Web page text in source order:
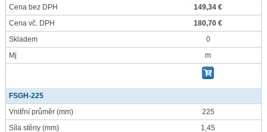
Cena bez DPH
149,34 €
Cena vč. DPH
180,70 €
Skladem
0
Mj
m
FSGH-225
Vnitřní průměr (mm)
225
Síla stěny (mm)
1,45